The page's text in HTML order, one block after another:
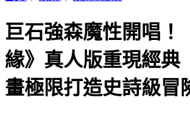
巨石強森魔性開唱！
緣》真人版重現經
畫極限打造史詩級冒